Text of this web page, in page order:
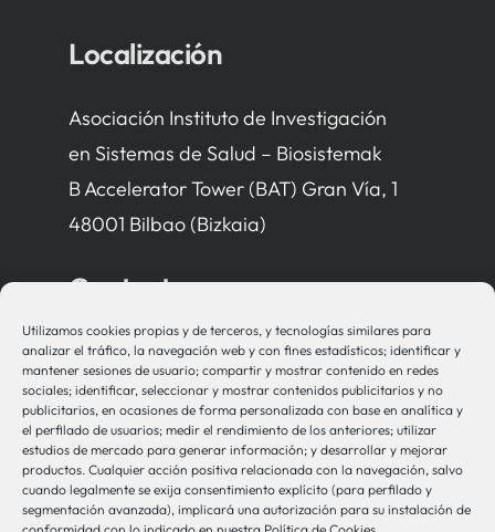
Utilizamos cookies propias y de terceros, y tecnologías similares para
analizar el tráfico, la navegación web y con fines estadísticos; identificar y
mantener sesiones de usuario; compartir y mostrar contenido en redes
sociales; identificar, seleccionar y mostrar contenidos publicitarios y no
publicitarios, en ocasiones de forma personalizada con base en analítica y
el perfilado de usuarios; medir el rendimiento de los anteriores; utilizar
estudios de mercado para generar información; y desarrollar y mejorar
productos. Cualquier acción positiva relacionada con la navegación, salvo
cuando legalmente se exija consentimiento explícito (para perfilado y
segmentación avanzada), implicará una autorización para su instalación de
Localización
Asociación Instituto de Investigación
en Sistemas de Salud – Biosistemak
B Accelerator Tower (BAT) Gran Vía, 1
48001 Bilbao (Bizkaia)
Contacto
bio-sistemak@bio-sistemak.eus
944 00 77 90
Otros Enlaces